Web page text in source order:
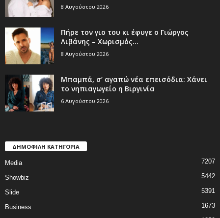
8 Αυγούστου 2026
Πήρε τον γιο του κι έφυγε ο Γιώργος
Λιβάνης – Χωρισμός...
8 Αυγούστου 2026
Μπαμπά, σ’ αγαπώ νέα επεισόδια: Χάνει
το νηπιαγωγείο η Βιργινία
6 Αυγούστου 2026
ΔΗΜΟΦΙΛΗ ΚΑΤΗΓΟΡΙΑ
Media 7207
Showbiz 5442
Slide 5391
Business
1673